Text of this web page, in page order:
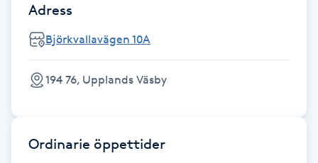
IR-massage
Japansk massage
Adress
Björkvallavägen 10A
194 76, Upplands Väsby
Ordinarie öppettider